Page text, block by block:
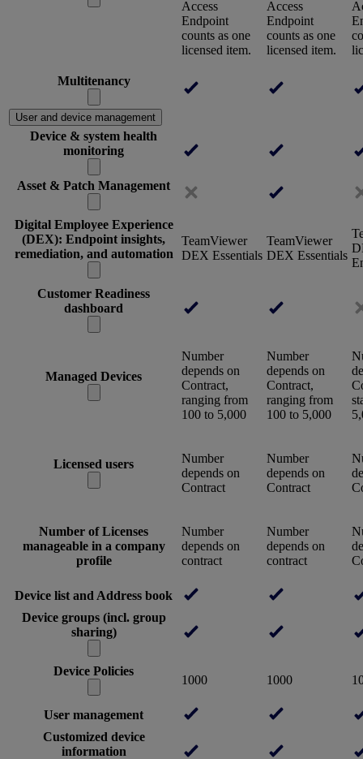
Access
Endpoint
counts as one
licensed item.
Access
Endpoint
counts as one
licensed item.
Multitenancy
User and device management
Device & system health
monitoring
Asset & Patch Management
Digital Employee Experience
(DEX): Endpoint insights,
remediation, and automation
TeamViewer
DEX Essentials
TeamViewer
DEX Essentials
Customer Readiness
dashboard
Managed Devices
Number
depends on
Contract,
ranging from
100 to 5,000
Number
depends on
Contract,
ranging from
100 to 5,000
Licensed users
Number
depends on
Contract
Number
depends on
Contract
Number of Licenses
manageable in a company
profile
Number
depends on
contract
Number
depends on
contract
Device list and Address book
Device groups (incl. group
sharing)
Device Policies
1000 1000
User management
Customized device
information